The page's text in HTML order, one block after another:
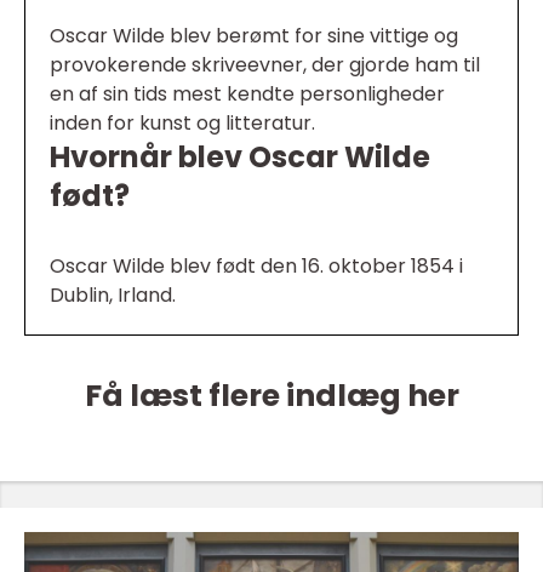
Oscar Wilde blev berømt for sine vittige og
provokerende skriveevner, der gjorde ham til
en af sin tids mest kendte personligheder
inden for kunst og litteratur.
Hvornår blev Oscar Wilde
født?
Oscar Wilde blev født den 16. oktober 1854 i
Dublin, Irland.
Få læst flere indlæg her